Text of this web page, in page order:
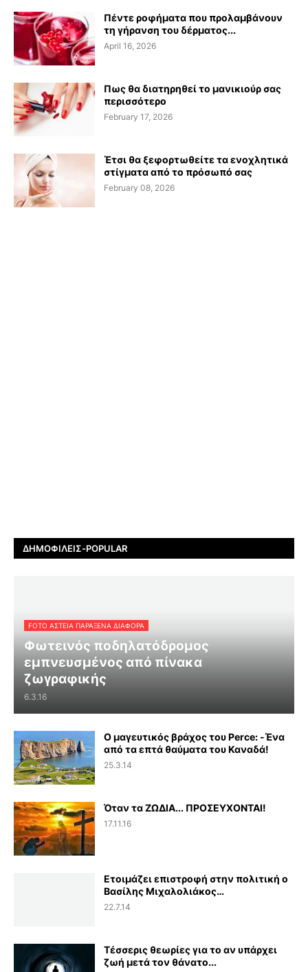
Πέντε ροφήματα που προλαμβάνουν
τη γήρανση του δέρματος...
April 16, 2026
Πως θα διατηρηθεί το μανικιούρ σας
περισσότερο
February 17, 2026
Έτσι θα ξεφορτωθείτε τα ενοχλητικά
στίγματα από το πρόσωπό σας
February 08, 2026
ΔΗΜΟΦΙΛΕΊΣ-POPULAR
FOTO ΑΣΤΕΙΑ ΠΑΡΑΞΕΝΑ ΔΙΑΦΟΡΑ
Φωτεινός ποδηλατόδρομος
εμπνευσμένος από πίνακα
ζωγραφικής
6.3.16
Ο μαγευτικός βράχος του Perce: -Ένα
από τα επτά θαύματα του Καναδά!
25.3.14
Όταν τα ΖΩΔΙΑ... ΠΡΟΣΕΥΧΟΝΤΑΙ!
17.11.16
Ετοιμάζει επιστροφή στην πολιτική ο
Βασίλης Μιχαλολιάκος…
22.7.14
Τέσσερις θεωρίες για το αν υπάρχει
ζωή μετά τον θάνατο...